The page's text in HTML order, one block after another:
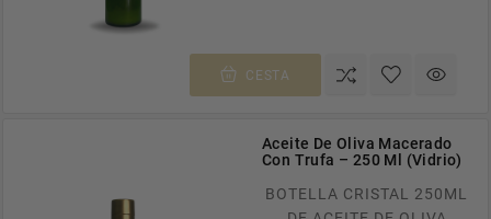
EN TAN SOLO 24/48H.
CESTA
Aceite De Oliva Macerado
Con Trufa – 250 Ml (Vidrio)
BOTELLA CRISTAL 250ML